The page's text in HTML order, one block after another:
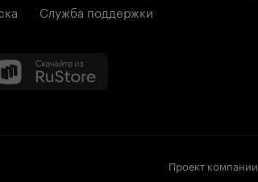
Служба поддержки
Проект компании